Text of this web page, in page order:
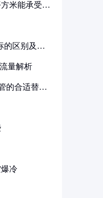
米能承受多
的区别及其
量解析
的合适替代
冷